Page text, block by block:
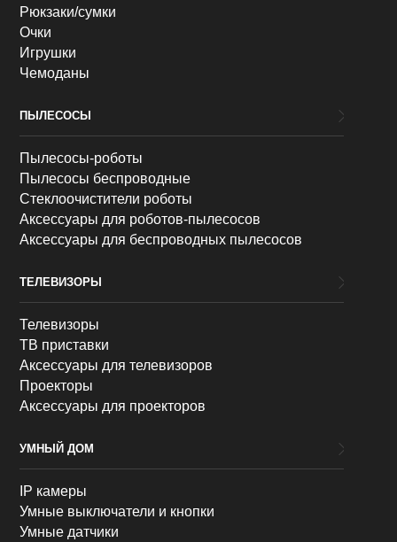
Рюкзаки/сумки
Очки
Игрушки
Чемоданы
ПЫЛЕСОСЫ
Пылесосы-роботы
Пылесосы беспроводные
Стеклоочистители роботы
Аксессуары для роботов-пылесосов
Аксессуары для беспроводных пылесосов
ТЕЛЕВИЗОРЫ
Телевизоры
ТВ приставки
Аксессуары для телевизоров
Проекторы
Аксессуары для проекторов
УМНЫЙ ДОМ
IP камеры
Умные выключатели и кнопки
Умные датчики